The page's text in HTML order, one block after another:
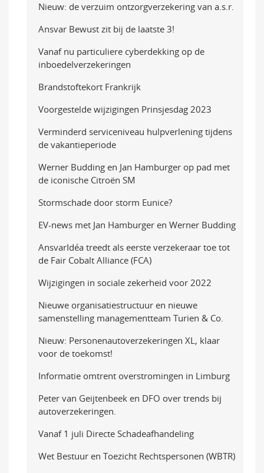
Nieuw: de verzuim ontzorgverzekering van a.s.r.
Ansvar Bewust zit bij de laatste 3!
Vanaf nu particuliere cyberdekking op de
inboedelverzekeringen
Brandstoftekort Frankrijk
Voorgestelde wijzigingen Prinsjesdag 2023
Verminderd serviceniveau hulpverlening tijdens
de vakantieperiode
Werner Budding en Jan Hamburger op pad met
de iconische Citroën SM
Stormschade door storm Eunice?
EV-news met Jan Hamburger en Werner Budding
AnsvarIdéa treedt als eerste verzekeraar toe tot
de Fair Cobalt Alliance (FCA)
Wijzigingen in sociale zekerheid voor 2022
Nieuwe organisatiestructuur en nieuwe
samenstelling managementteam Turien & Co.
Nieuw: Personenautoverzekeringen XL, klaar
voor de toekomst!
Informatie omtrent overstromingen in Limburg
Peter van Geijtenbeek en DFO over trends bij
autoverzekeringen.
Vanaf 1 juli Directe Schadeafhandeling
Wet Bestuur en Toezicht Rechtspersonen (WBTR)